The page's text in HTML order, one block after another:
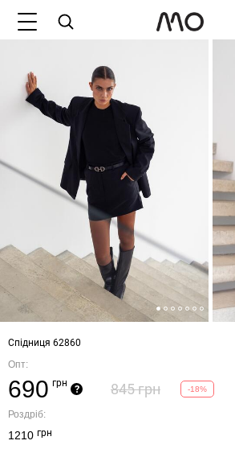
Спідниця 62860
Опт:
690 грн
? 845 грн -18%
Роздріб:
1210 грн